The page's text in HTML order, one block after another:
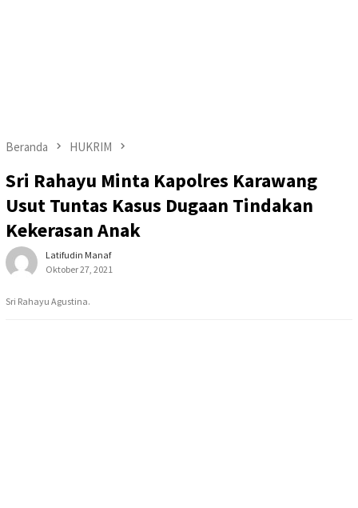
Beranda HUKRIM
Sri Rahayu Minta Kapolres Karawang
Usut Tuntas Kasus Dugaan Tindakan
Kekerasan Anak
Latifudin Manaf
Oktober 27, 2021
Sri Rahayu Agustina.